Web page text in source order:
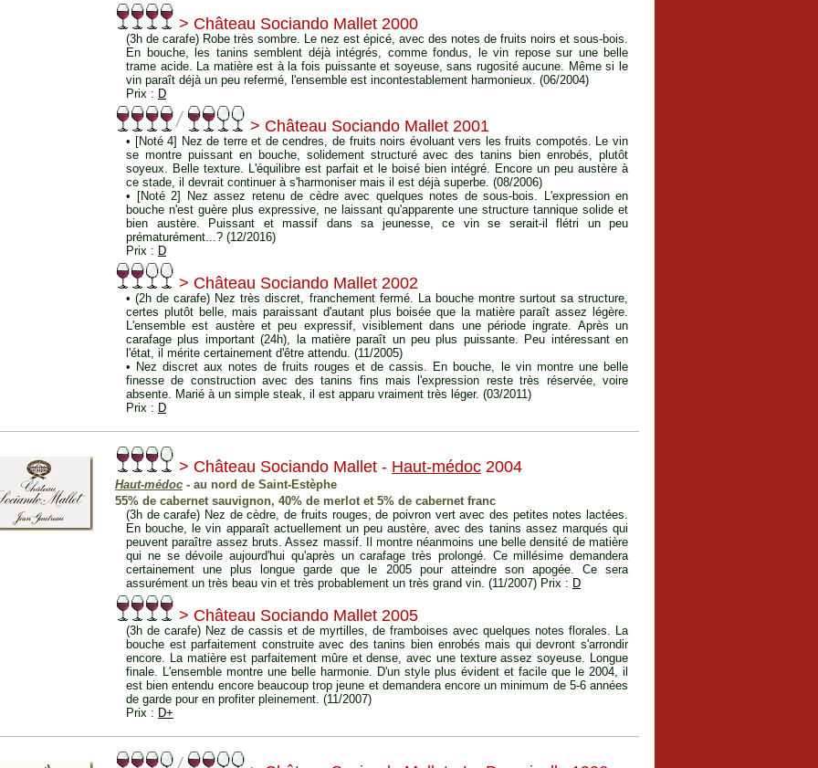
> Château Sociando Mallet 2000
(3h de carafe) Robe très sombre. Le nez est épicé, avec des notes de fruits noirs et sous-bois.
En bouche, les tanins semblent déjà intégrés, comme fondus, le vin repose sur une belle
trame acide. La matière est à la fois puissante et soyeuse, sans rugosité aucune. Même si le
vin paraît déjà un peu refermé, l'ensemble est incontestablement harmonieux. (06/2004)
Prix : D
> Château Sociando Mallet 2001
• [Noté 4] Nez de terre et de cendres, de fruits noirs évoluant vers les fruits compotés. Le vin
se montre puissant en bouche, solidement structuré avec des tanins bien enrobés, plutôt
soyeux. Belle texture. L'équilibre est parfait et le boisé bien intégré. Encore un peu austère à
ce stade, il devrait continuer à s'harmoniser mais il est déjà superbe. (08/2006)
• [Noté 2] Nez assez retenu de cèdre avec quelques notes de sous-bois. L'expression en
bouche n'est guère plus expressive, ne laissant qu'apparente une structure tannique solide et
bien austère. Puissant et massif dans sa jeunesse, ce vin se serait-il flétri un peu
prématurément...? (12/2016)
Prix : D
> Château Sociando Mallet 2002
• (2h de carafe) Nez très discret, franchement fermé. La bouche montre surtout sa structure,
certes plutôt belle, mais paraissant d'autant plus boisée que la matière paraît assez légère.
L'ensemble est austère et peu expressif, visiblement dans une période ingrate. Après un
carafage plus important (24h), la matière paraît un peu plus puissante. Peu intéressant en
l'état, il mérite certainement d'être attendu. (11/2005)
• Nez discret aux notes de fruits rouges et de cassis. En bouche, le vin montre une belle
finesse de construction avec des tanins fins mais l'expression reste très réservée, voire
absente. Marié à un simple steak, il est apparu vraiment très léger. (03/2011)
Prix : D
> Château Sociando Mallet - Haut-médoc 2004
Haut-médoc - au nord de Saint-Estèphe
55% de cabernet sauvignon, 40% de merlot et 5% de cabernet franc
(3h de carafe) Nez de cèdre, de fruits rouges, de poivron vert avec des petites notes lactées.
En bouche, le vin apparaît actuellement un peu austère, avec des tanins assez marqués qui
peuvent paraître assez bruts. Assez massif. Il montre néanmoins une belle densité de matière
qui ne se dévoile aujourd'hui qu'après un carafage très prolongé. Ce millésime demandera
certainement une plus longue garde que le 2005 pour atteindre son apogée. Ce sera
assurément un très beau vin et très probablement un très grand vin. (11/2007) Prix : D
> Château Sociando Mallet 2005
(3h de carafe) Nez de cassis et de myrtilles, de framboises avec quelques notes florales. La
bouche est parfaitement construite avec des tanins bien enrobés mais qui devront s'arrondir
encore. La matière est parfaitement mûre et dense, avec une texture assez soyeuse. Longue
finale. L'ensemble montre une belle harmonie. D'un style plus évident et facile que le 2004, il
est bien entendu encore beaucoup trop jeune et demandera encore un minimum de 5-6 années
de garde pour en profiter pleinement. (11/2007)
Prix : D+